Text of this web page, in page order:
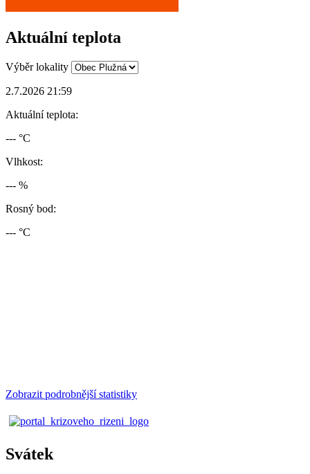
Aktuální teplota
Výběr lokality
2.7.2026 21:59
Aktuální teplota:
--- °C
Vlhkost:
--- %
Rosný bod:
--- °C
Zobrazit podrobnější statistiky
Svátek